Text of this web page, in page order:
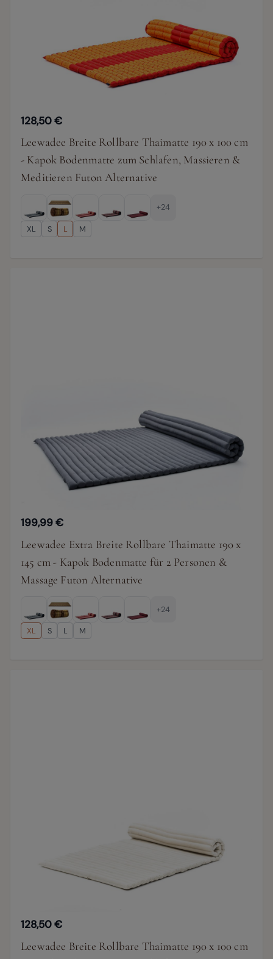
128,50 €
Leewadee Breite Rollbare Thaimatte 190 x 100 cm
- Kapok Bodenmatte zum Schlafen, Massieren &
Meditieren Futon Alternative
+24
XL S L M
199,99 €
Leewadee Extra Breite Rollbare Thaimatte 190 x
145 cm - Kapok Bodenmatte für 2 Personen &
Massage Futon Alternative
+24
XL S L M
128,50 €
Leewadee Breite Rollbare Thaimatte 190 x 100 cm